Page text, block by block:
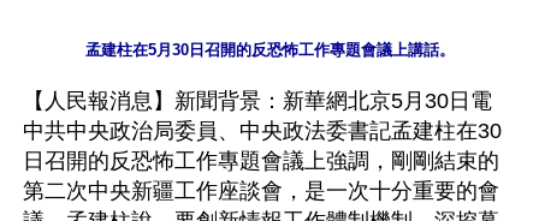
孟建柱在5月30日召開的反恐怖工作專題會議上講話。
【人民報消息】新聞背景：新華網北京5月30日電
中共中央政治局委員、中央政法委書記孟建柱在30
日召開的反恐怖工作專題會議上強調，剛剛結束的
第二次中央新疆工作座談會，是一次十分重要的會